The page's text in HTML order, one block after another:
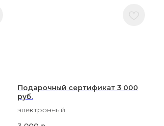
Подарочный сертификат 3 000
руб.
электронный